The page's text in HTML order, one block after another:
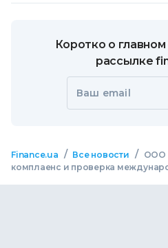
Коротко о
рассылке
Ваш email
Finance.ua / Все новости /
ООО
комплаенс и проверка